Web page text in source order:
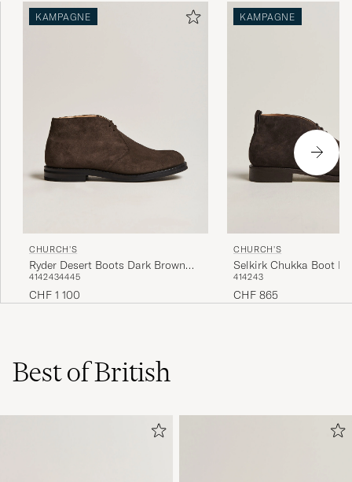
KAMPAGNE
CHURCH'S
Ryder Desert Boots Dark Brown
Suede
4142434445
CHF 1 100
KAMPAGNE
CHURCH'S
Selkirk Chukka Boot
414243
CHF 865
Best of British